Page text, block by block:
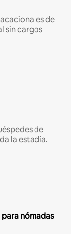
de
sin cargos
de
la estadía.
nómadas